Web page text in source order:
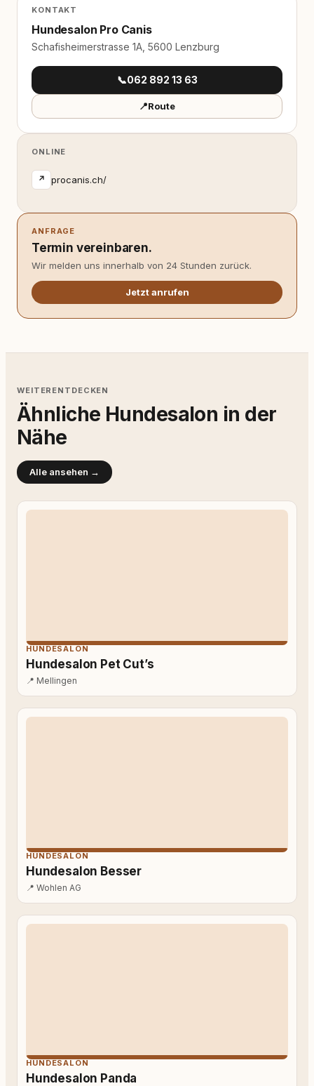
KONTAKT
Hundesalon Pro Canis
Schafisheimerstrasse 1A, 5600 Lenzburg
📞062 892 13 63
📍Route
ONLINE
↗ procanis.ch/
ANFRAGE
Termin vereinbaren.
Wir melden uns innerhalb von 24 Stunden zurück.
Jetzt anrufen
WEITERENTDECKEN
Ähnliche Hundesalon in der
Nähe
Alle ansehen →
HUNDESALON
Hundesalon Pet Cut’s
📍 Mellingen
HUNDESALON
Hundesalon Besser
📍 Wohlen AG
HUNDESALON
Hundesalon Panda